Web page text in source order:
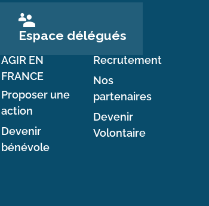
Espace délégués
AGIR EN
FRANCE
Proposer une
action
Devenir
bénévole
Recrutement
Nos
partenaires
Devenir
Volontaire